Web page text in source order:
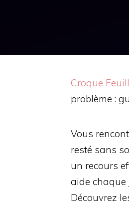
Croque
problème :
Vous
resté sans
un recours
aide chaque
Découvrez